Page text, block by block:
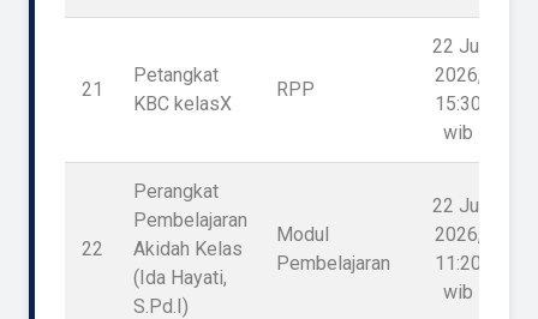
21
Petangkat
KBC kelasX
RPP
22 Jul
2026,
15:30
wib
22
Perangkat
Pembelajaran
Akidah Kelas
(Ida Hayati,
S.Pd.I)
Modul
Pembelajaran
22 Jul
2026,
11:20
wib